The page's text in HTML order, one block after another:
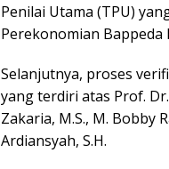
Penilai Utama (TPU)
Perekonomian Bappeda
Selanjutnya, proses
yang terdiri atas Prof. Dr.
Zakaria, M.S., M. Bobby
Ardiansyah, S.H.